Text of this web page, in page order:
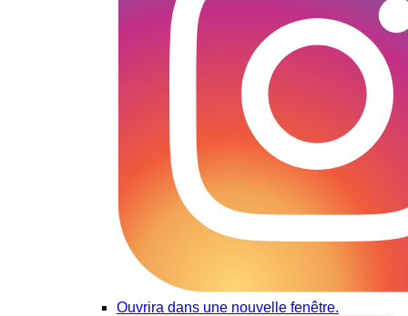
Ouvrira dans une nouvelle fenêtre.